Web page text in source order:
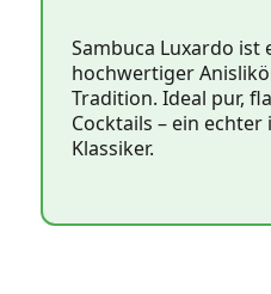
Sambuca Luxardo ist
hochwertiger
Tradition. Ideal pur,
Cocktails – ein
Klassiker.